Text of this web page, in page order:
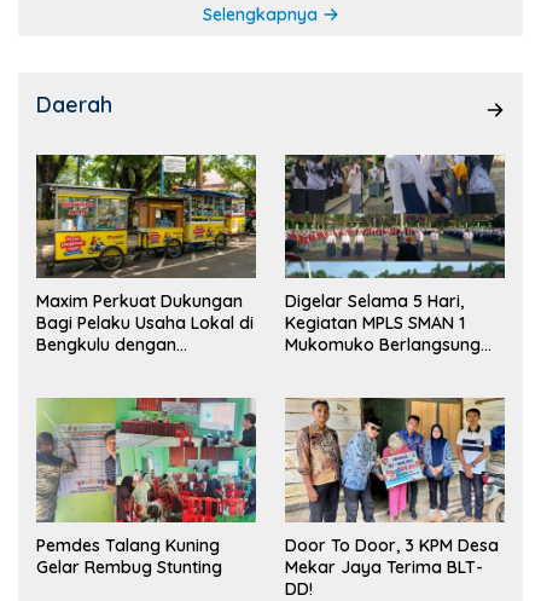
Selengkapnya
Daerah
Maxim Perkuat Dukungan
Bagi Pelaku Usaha Lokal di
Bengkulu dengan
Pasar
Digelar Selama 5 Hari,
Kegiatan MPLS SMAN 1
Mukomuko Berlangsung
Pemdes Talang Kuning
Gelar Rembug Stunting
Door To Door, 3 KPM Desa
Mekar Jaya Terima BLT-
DD!